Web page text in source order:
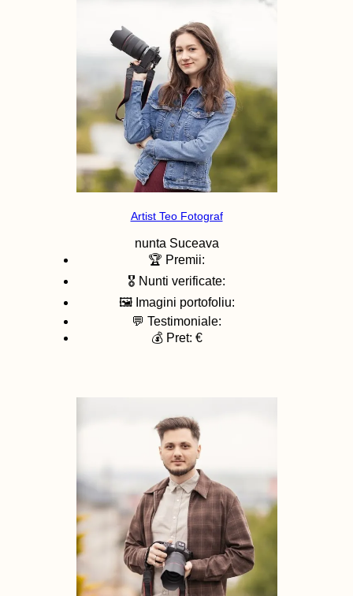
Artist Teo Fotograf
nunta Suceava
🏆 Premii:
🎖️ Nunti verificate:
🖼️ Imagini portofoliu:
💬 Testimoniale:
💰 Pret: €